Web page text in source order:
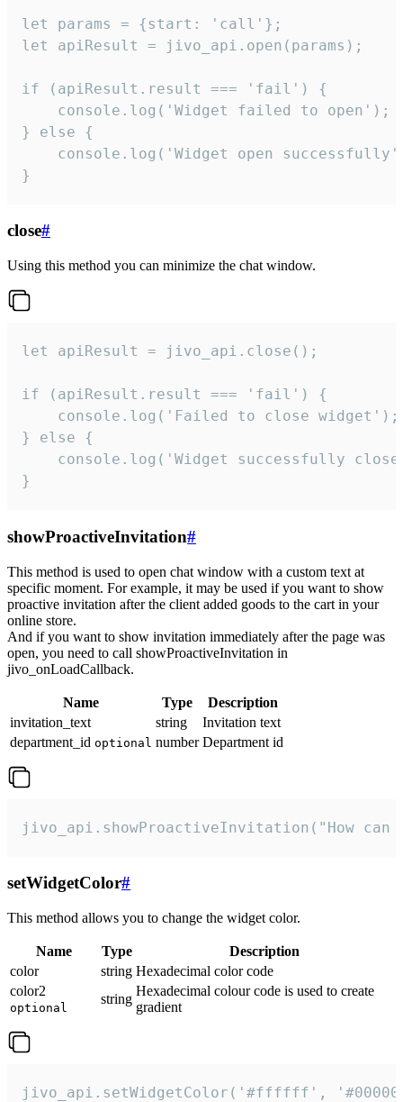
let params = {start: 'call'};
let apiResult = jivo_api.open(params);
if (apiResult.result === 'fail') {
    console.log('Widget failed to open');
} else {
console.log('Widget open
}
close#
Using this method you can minimize the chat window.
let apiResult = jivo_api.close();
if (apiResult.result === 'fail') {
    console.log('Failed to close widget');
} else {
console.log('Widget successfully
}
showProactiveInvitation#
This method is used to open chat window with a custom text at
specific moment. For example, it may be used if you want to show
proactive invitation after the client added goods to the cart in your
online store.
And if you want to show invitation immediately after the page was
open, you need to call showProactiveInvitation in
jivo_onLoadCallback.
Name Type
Description
invitation_text
string
Invitation text
department_id optional number Department id
jivo_api.showProactiveInvitation("How
setWidgetColor#
This method allows you to change the widget color.
Name Type
Description
color
string Hexadecimal color code
color2
optional
string
Hexadecimal colour code is used to create
gradient
jivo_api.setWidgetColor('#ffffff',